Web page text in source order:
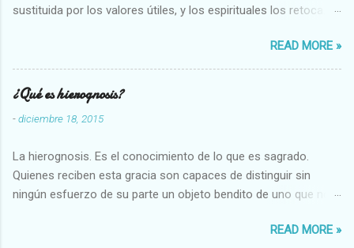
sustituida por los valores útiles, y los espirituales los retoca.
Abundante-Escaso,etc 2 VITALES Sano-Enfermo Selecto-
Vulgar Enérgico-Inerte Fuerte-Débil,etc. 3 ESPIRITUALES a)
Intelectuales Conocimiento-Error Exacto-Aproximado
Evidente-Probable,etc b) Morales Bueno-malo Bondadoso-
malvado Justo-Injusto Escrupuloso-Relajado Leal-Desleal,etc.
Armonioso-Inarmonioso 4 RELIGIOSOS Santo-Pr...
READ MORE »
¿Qué es hierognosis?
-diciembre 18, 2015
La hierognosis. Es el conocimiento de lo que es sagrado.
Quienes reciben esta gracia son capaces de distinguir sin
ningún esfuerzo de su parte un objeto bendito de uno que no
READ MORE »